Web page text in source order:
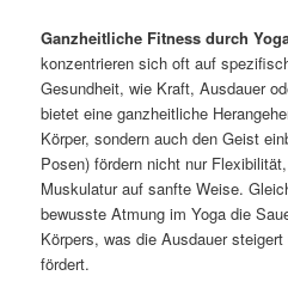
Ganzheitliche Fitness durch
konzentrieren sich oft auf
Gesundheit, wie Kraft, Ausdauer
bietet eine ganzheitliche
Körper, sondern auch den Geist
Posen) fördern nicht nur
Muskulatur auf sanfte Weise.
bewusste Atmung im Yoga die
Körpers, was die Ausdauer
fördert.